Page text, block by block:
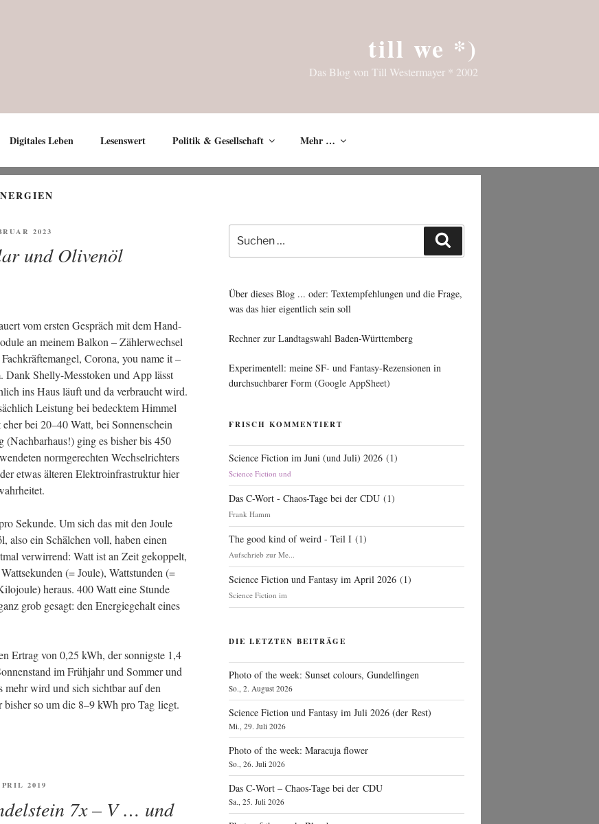
till we *)
Das Blog von Till Westermayer * 2002
Digitales Leben Lesenswert Politik & Gesellschaft Mehr …
2023
und Olivenöl
vom ers­ten Gespräch mit dem Hand­
an mei­nem Bal­kon – Zäh­ler­wech­sel
Coro­na, you name it –
Dank Shel­ly-Mess­to­ken und App lässt
ins Haus läuft und da ver­braucht wird.
Leis­tung bei bedeck­tem Him­mel
bei 20–40 Watt, bei Son­nen­schein
ging es bis­her bis 450
norm­ge­rech­ten Wech­sel­rich­ters
etwas älte­ren Elek­tro­in­fra­struk­tur hier
Sekun­de. Um sich das mit den Joule
also ein Schäl­chen voll, haben einen
ver­wir­rend: Watt ist an Zeit gekop­pelt,
(= Joule), Watt­stun­den (=
her­aus. 400 Watt eine Stun­de
grob gesagt: den Ener­gie­ge­halt eines
Ertrag von 0,25 kWh, der son­nigs­te 1,4
im Früh­jahr und Som­mer und
mehr wird und sich sicht­bar auf den
bis­her so um die 8–9 kWh pro Tag liegt.
2019
7x – V … und
Suche
nach:
Über dieses Blog ... oder: Textempfehlungen und die Frage,
was das hier eigentlich sein soll
Rechner zur Landtagswahl Baden-Württemberg
Experimentell: meine SF- und Fantasy-Rezensionen in
durchsuchbarer Form (Google AppSheet)
FRISCH KOMMENTIERT
Science Fiction im Juni (und Juli) 2026 (1)
Science Fiction und
Das C-Wort - Chaos-Tage bei der CDU (1)
Frank Hamm
The good kind of weird - Teil I (1)
Aufschrieb zur Me...
Science Fiction und Fantasy im April 2026 (1)
Science Fiction im
DIE LETZTEN BEITRÄGE
Photo of the week: Sunset colours, Gundelfingen
So., 2. August 2026
Science Fiction und Fantasy im Juli 2026 (der Rest)
Mi., 29. Juli 2026
Photo of the week: Maracuja flower
So., 26. Juli 2026
Das C‑Wort – Chaos-Tage bei der CDU
Sa., 25. Juli 2026